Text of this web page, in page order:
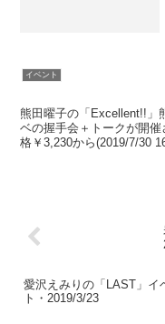
イベント
熊田曜子の「Excellent!!」
ベの握手会＋トークが開
格￥3,230から(2019/7/30
愛沢えみりの「LAST」イ
ト・2019/3/23